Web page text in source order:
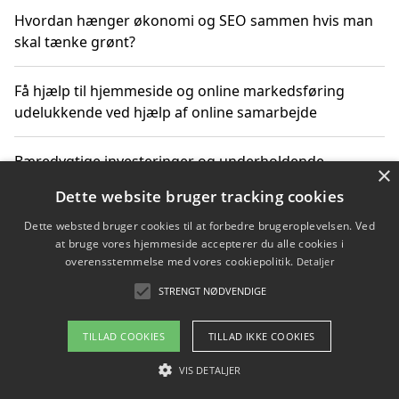
Hvordan hænger økonomi og SEO sammen hvis man
skal tænke grønt?
Få hjælp til hjemmeside og online markedsføring
udelukkende ved hjælp af online samarbejde
Bæredygtige investeringer og underholdende
Sådan kan online møder for virksomheder fremme
grønne investeringer
Copyright 2026 - Pilanto Aps
Om / kontakt
×
Dette website bruger tracking cookies
Dette websted bruger cookies til at forbedre brugeroplevelsen. Ved
at bruge vores hjemmeside accepterer du alle cookies i
overensstemmelse med vores cookiepolitik. Detaljer
STRENGT NØDVENDIGE
TILLAD COOKIES TILLAD IKKE COOKIES
VIS DETALJER